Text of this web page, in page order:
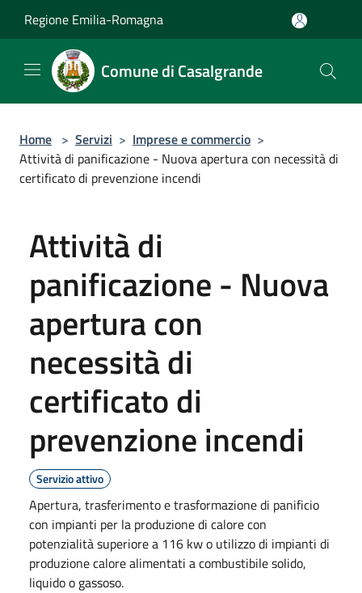
Regione Emilia-Romagna
Comune di Casalgrande
Home > Servizi > Imprese e commercio >
Attività di panificazione - Nuova apertura con necessità di
certificato di prevenzione incendi
Attività di
panificazione - Nuova
apertura con
necessità di
certificato di
prevenzione incendi
Servizio attivo
Apertura, trasferimento e trasformazione di panificio
con impianti per la produzione di calore con
potenzialità superiore a 116 kw o utilizzo di impianti di
produzione calore alimentati a combustibile solido,
liquido o gassoso.